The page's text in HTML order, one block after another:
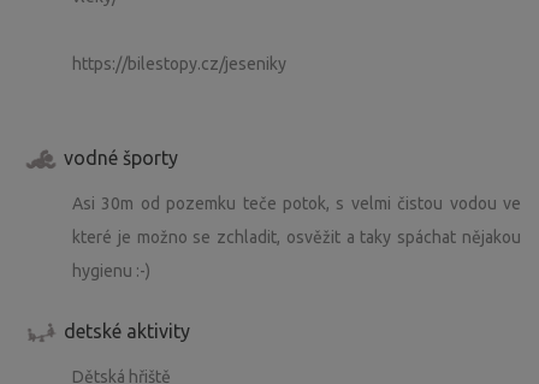
https://bilestopy.cz/jeseniky
vodné športy
Asi 30m od pozemku teče potok, s velmi čistou vodou ve
které je možno se zchladit, osvěžit a taky spáchat nějakou
hygienu :-)
detské aktivity
Dětská hřiště